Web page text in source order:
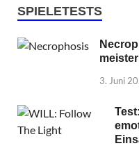
SPIELETESTS
3. Juni